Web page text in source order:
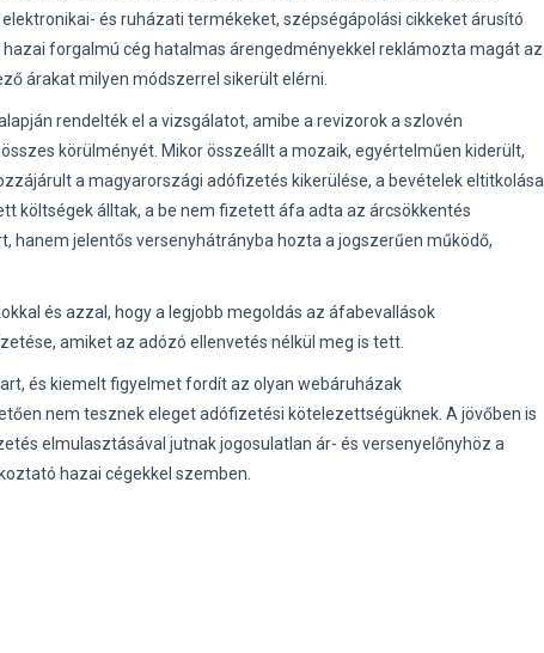
és ruházati termékeket, szépségápolási cikkeket árusító
forgalmú cég hatalmas árengedményekkel reklámozta magát az
árakat milyen módszerrel sikerült elérni.
rendelték el a vizsgálatot, amibe a revizorok a szlovén
körülményét. Mikor összeállt a mozaik, egyértelműen kiderült,
a magyarországi adófizetés kikerülése, a bevételek eltitkolása.
költségek álltak, a be nem fizetett áfa adta az árcsökkentés
hanem jelentős versenyhátrányba hozta a jogszerűen működő,
és azzal, hogy a legjobb megoldás az áfabevallások
amiket az adózó ellenvetés nélkül meg is tett.
és kiemelt figyelmet fordít az olyan webáruházak
nem tesznek eleget adófizetési kötelezettségüknek. A jövőben is
elmulasztásával jutnak jogosulatlan ár- és versenyelőnyhöz a
hazai cégekkel szemben.